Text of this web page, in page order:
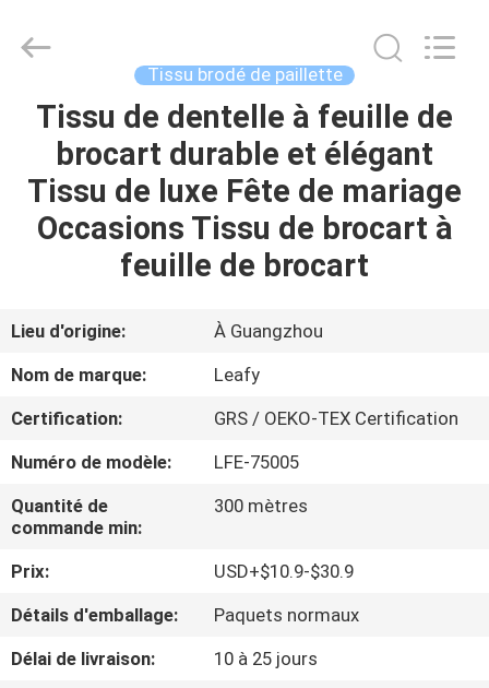
APERÇU
PRODUITS
DE
NOUS
VISITE
D'USINE
CONTRÔLE
DE
LA
QUALITÉ
Textiles
Tissu brodé de paillette
Tissu de dentelle à feuille de
brocart durable et élégant
Tissu de luxe Fête de mariage
Occasions Tissu de brocart à
feuille de brocart
Lieu d'origine:
À Guangzhou
Nom de marque:
Leafy
Certification:
GRS / OEKO-TEX Certification
Numéro de modèle:
LFE-75005
Quantité de
commande min:
300 mètres
Prix:
USD+$10.9-$30.9
Détails d'emballage:
Paquets normaux
Délai de livraison:
10 à 25 jours